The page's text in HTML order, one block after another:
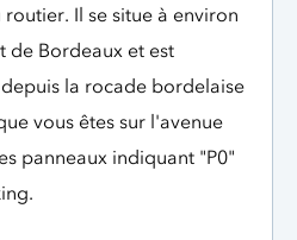
Il se situe à environ
de Bordeaux et est
la rocade bordelaise
vous êtes sur l'avenue
panneaux indiquant "P0"